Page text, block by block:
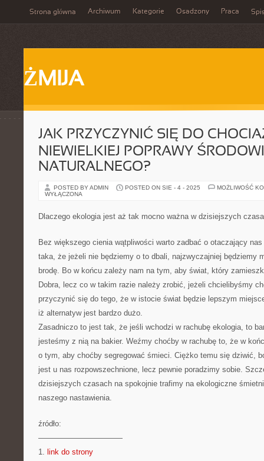
Strona główna Archiwum Kategorie Osadzony Praca
ŻMIJA
JAK PRZYCZYNIĆ SIĘ DO
NIEWIELKIEJ POPRAWY
NATURALNEGO?
POSTED BY ADMIN POSTED ON SIE - 4 - 2025
MOŻLIWOŚĆ
WYŁĄCZONA
Dlaczego ekologia jest aż tak mocno ważna w dzisiejszych
Bez większego cienia wątpliwości warto zadbać o otaczający
taka, że jeżeli nie będziemy o to dbali, najzwyczajniej będziemy
brodę. Bo w końcu zależy nam na tym, aby świat, który
Dobra, lecz co w takim razie należy zrobić, jeżeli chcielibyśmy
przyczynić się do tego, że w istocie świat będzie lepszym
iż alternatyw jest bardzo dużo.
Zasadniczo to jest tak, że jeśli wchodzi w rachubę ekologia, to
jesteśmy z nią na bakier. Weźmy choćby w rachubę to, że w
o tym, aby choćby segregować śmieci. Ciężko temu się dziwić,
jest u nas rozpowszechnione, lecz pewnie poradzimy sobie.
dzisiejszych czasach na spokojnie trafimy na ekologiczne
naszego nastawienia.
źródło:
———————————
1. link do strony